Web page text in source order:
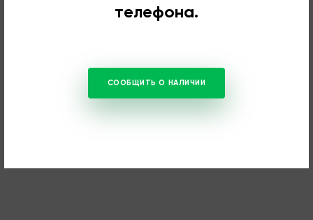
телефона.
СООБЩИТЬ О НАЛИЧИИ